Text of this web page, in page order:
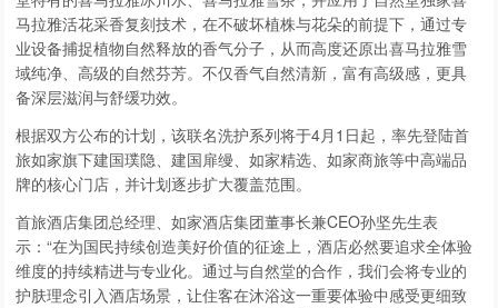
马拉雅活花采香复刻技术，在不破坏植株与花朵的前提下，通过专
业设备捕捉植物自然释放的香气分子，从而高度还原出喜马拉雅雪
域纯净、高级的自然芬芳。不仅香气自然清新，富有高级感，更具
备深层滋润与舒缓功效。
根据双方公布的计划，该联名洗护系列将于4月1日起，率先登陆首
旅如家旗下建国璞隐、建国扉缦、如家精选、如家商旅等中高端品
牌的核心门店，并计划逐步扩大覆盖范围。
首旅酒店集团总经理、如家酒店集团董事长兼CEO孙坚先生表
示：“在为国民持续创造美好价值的征途上，酒店必然要追求全体验
维度的持续精进与专业化。通过与自然堂的合作，我们会将专业的
护肤理念引入酒店场景，让住客在沐浴这一重要体验中感受更细致